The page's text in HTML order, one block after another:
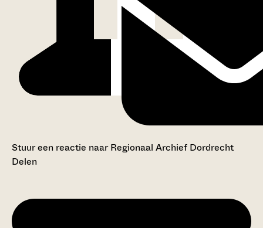
Stuur een reactie naar Regionaal Archief Dordrecht
Delen